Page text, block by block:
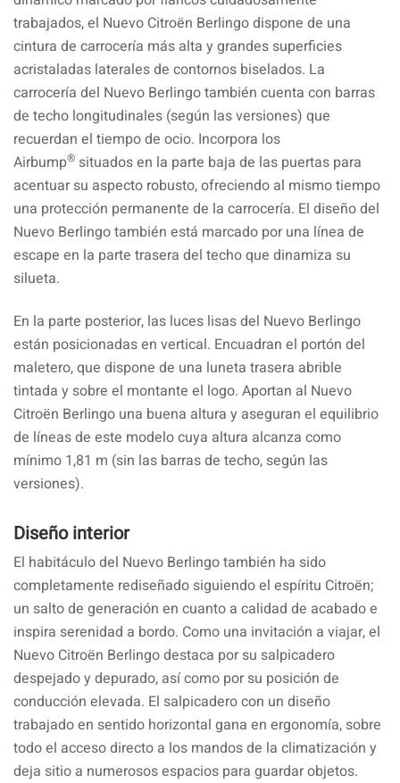
trabajados, el Nuevo Citroën Berlingo dispone de una
cintura de carrocería más alta y grandes superficies
acristaladas laterales de contornos biselados. La
carrocería del Nuevo Berlingo también cuenta con barras
de techo longitudinales (según las versiones) que
recuerdan el tiempo de ocio. Incorpora los
Airbump® situados en la parte baja de las puertas para
acentuar su aspecto robusto, ofreciendo al mismo tiempo
una protección permanente de la carrocería. El diseño del
Nuevo Berlingo también está marcado por una línea de
escape en la parte trasera del techo que dinamiza su
silueta.
En la parte posterior, las luces lisas del Nuevo Berlingo
están posicionadas en vertical. Encuadran el portón del
maletero, que dispone de una luneta trasera abrible
tintada y sobre el montante el logo. Aportan al Nuevo
Citroën Berlingo una buena altura y aseguran el equilibrio
de líneas de este modelo cuya altura alcanza como
mínimo 1,81 m (sin las barras de techo, según las
versiones).
Diseño interior
El habitáculo del Nuevo Berlingo también ha sido
completamente rediseñado siguiendo el espíritu Citroën;
un salto de generación en cuanto a calidad de acabado e
inspira serenidad a bordo. Como una invitación a viajar, el
Nuevo Citroën Berlingo destaca por su salpicadero
despejado y depurado, así como por su posición de
conducción elevada. El salpicadero con un diseño
trabajado en sentido horizontal gana en ergonomía, sobre
todo el acceso directo a los mandos de la climatización y
deja sitio a numerosos espacios para guardar objetos.